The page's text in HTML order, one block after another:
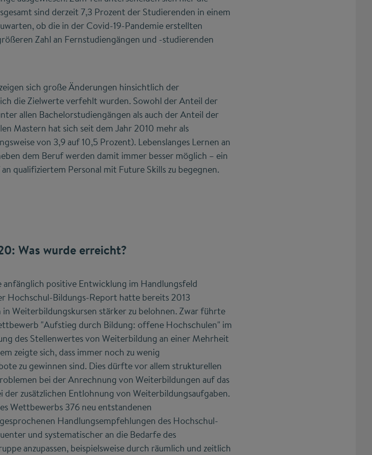
sind derzeit 7,3 Prozent der Studierenden in einem
ob die in der Covid-19-Pandemie erstellten
Zahl an Fernstudiengängen und -studierenden
zeigen sich große Änderungen hinsichtlich der
die Zielwerte verfehlt wurden. Sowohl der Anteil der
allen Bachelorstudiengängen als auch der Anteil der
Mastern hat sich seit dem Jahr 2010 mehr als
von 3,9 auf 10,5 Prozent). Lebenslanges Lernen an
dem Beruf werden damit immer besser möglich – ein
qualifiziertem Personal mit Future Skills zu begegnen.
Was wurde erreicht?
anfänglich positive Entwicklung im Handlungsfeld
Hochschul-Bildungs-Report hatte bereits 2013
Weiterbildungskursen stärker zu belohnen. Zwar führte
"Aufstieg durch Bildung: offene Hochschulen" im
des Stellenwertes von Weiterbildung an einer Mehrheit
zeigte sich, dass immer noch zu wenig
zu gewinnen sind. Dies dürfte vor allem strukturellen
bei der Anrechnung von Weiterbildungen auf das
zusätzlichen Entlohnung von Weiterbildungsaufgaben.
Wettbewerbs 376 neu entstandenen
Handlungsempfehlungen des Hochschul-
und systematischer an die Bedarfe des
anzupassen, beispielsweise durch räumlich und zeitlich